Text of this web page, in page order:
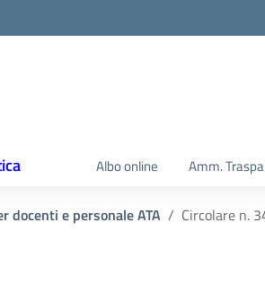
Albo online Amm.
docenti e personale ATA Circolare n.